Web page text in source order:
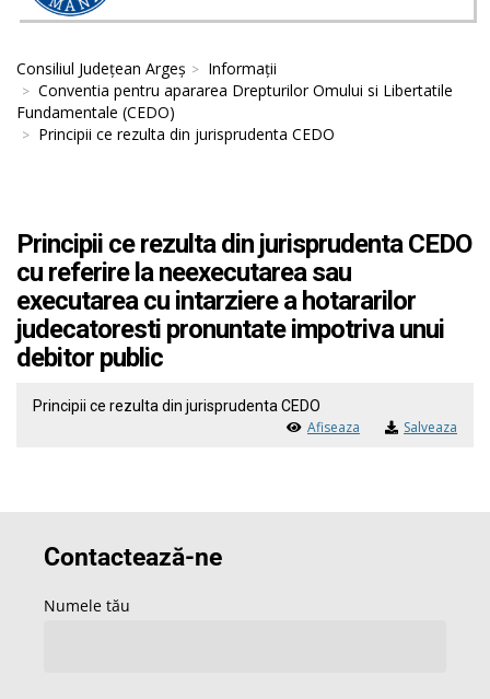
Consiliul Județean Argeș
Informații
Conventia pentru apararea Drepturilor Omului si Libertatile
Fundamentale (CEDO)
Principii ce rezulta din jurisprudenta CEDO
Principii ce rezulta din jurisprudenta CEDO
cu referire la neexecutarea sau
executarea cu intarziere a hotararilor
judecatoresti pronuntate impotriva unui
debitor public
Principii ce rezulta din jurisprudenta CEDO
Afiseaza Salveaza